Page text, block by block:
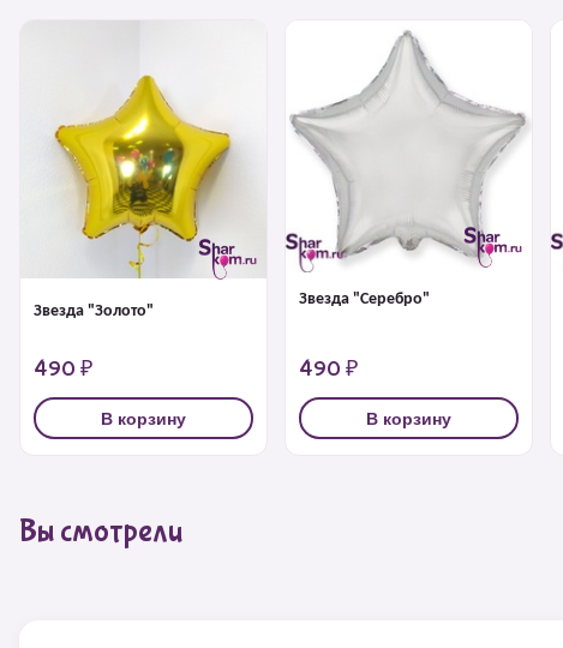
Звезда "Золото"
490 ₽
В корзину
Звезда "Серебро"
490 ₽
В корзину
Вы смотрели